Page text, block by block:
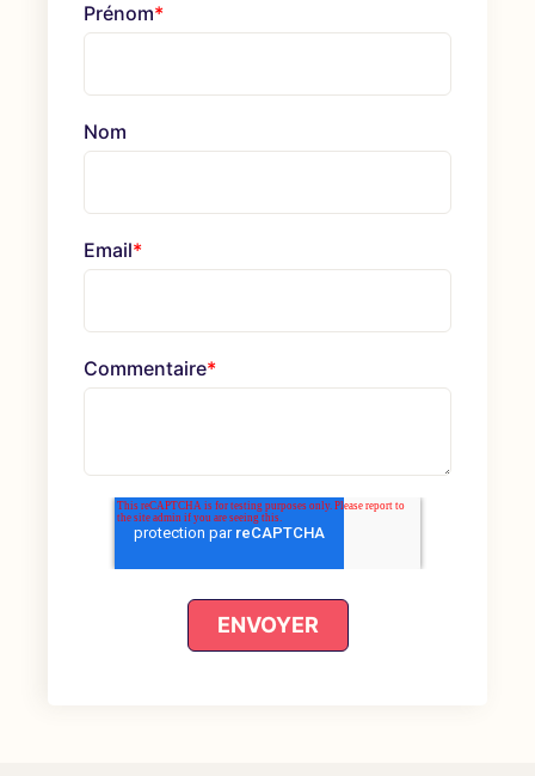
Prénom*
Nom
Email*
Commentaire*